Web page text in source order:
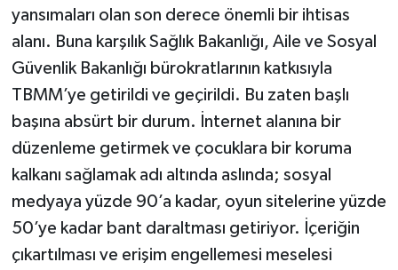
yansımaları olan son derece önemli bir ihtisas
alanı. Buna karşılık Sağlık Bakanlığı, Aile ve Sosyal
Güvenlik Bakanlığı bürokratlarının katkısıyla
TBMM’ye getirildi ve geçirildi. Bu zaten başlı
başına absürt bir durum. İnternet alanına bir
düzenleme getirmek ve çocuklara bir koruma
kalkanı sağlamak adı altında aslında; sosyal
medyaya yüzde 90’a kadar, oyun sitelerine yüzde
50’ye kadar bant daraltması getiriyor. İçeriğin
çıkartılması ve erişim engellemesi meselesi